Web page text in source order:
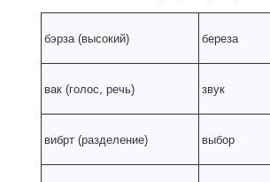
бэрза (высокий) береза
вак (голос, речь) звук
вибрт (разделение) выбор